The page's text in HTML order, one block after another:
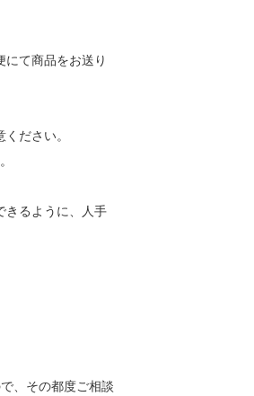
て商品をお送り
ださい。
きるように、人手
、その都度ご相談